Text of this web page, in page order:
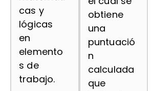
cas y
lógicas
en
elemento
s de
trabajo.
obtiene
una
puntuació
n
calculada
que